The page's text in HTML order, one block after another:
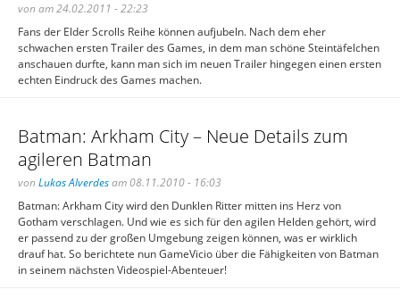
von am 24.02.2011 - 22:23
Fans der Elder Scrolls Reihe können aufjubeln. Nach dem eher
schwachen ersten Trailer des Games, in dem man schöne Steintäfelchen
anschauen durfte, kann man sich im neuen Trailer hingegen einen ersten
echten Eindruck des Games machen.
Batman: Arkham City – Neue Details zum
agileren Batman
von Lukas Alverdesam 08.11.2010 - 16:03
Batman: Arkham City wird den Dunklen Ritter mitten ins Herz von
Gotham verschlagen. Und wie es sich für den agilen Helden gehört, wird
er passend zu der großen Umgebung zeigen können, was er wirklich
drauf hat. So berichtete nun GameVicio über die Fähigkeiten von Batman
in seinem nächsten Videospiel-Abenteuer!